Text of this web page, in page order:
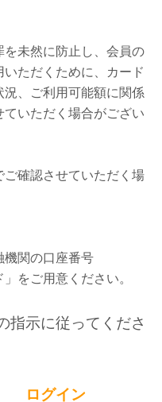
未然に防止し、会員の
ただくために、カード
況、ご利用可能額に関係
いただく場合がござい
ご確認させていただく場
機関の口座番号
をご用意ください。
指示に従ってくださ
ログイン